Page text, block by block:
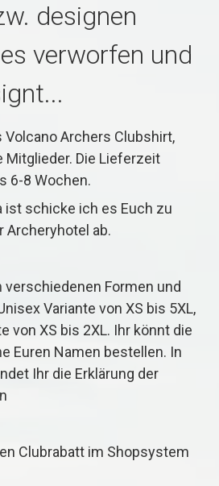
designen
verworfen und
Volcano Archers Clubshirt,
Mitglieder. Die Lieferzeit
6-8 Wochen.
ist schicke ich es Euch zu
Archeryhotel ab.
verschiedenen Formen und
Variante von XS bis 5XL,
von XS bis 2XL. Ihr könnt die
Euren Namen bestellen. In
Ihr die Erklärung der
Clubrabatt im Shopsystem